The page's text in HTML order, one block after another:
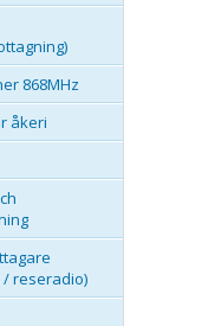
868MHz
åkeri
reseradio)